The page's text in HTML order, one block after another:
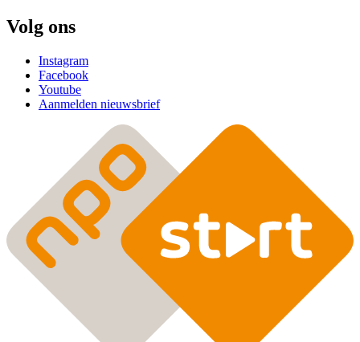
Volg ons
Instagram
Facebook
Youtube
Aanmelden nieuwsbrief